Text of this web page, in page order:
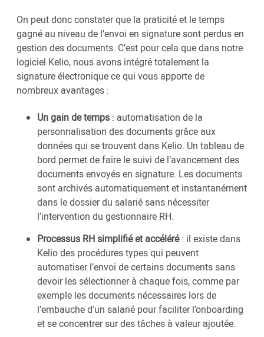
On peut donc constater que la praticité et le temps
gagné au niveau de l’envoi en signature sont perdus en
gestion des documents. C’est pour cela que dans notre
logiciel Kelio, nous avons intégré totalement la
signature électronique ce qui vous apporte de
nombreux avantages :
Un gain de temps : automatisation de la
personnalisation des documents grâce aux
données qui se trouvent dans Kelio. Un tableau de
bord permet de faire le suivi de l’avancement des
documents envoyés en signature. Les documents
sont archivés automatiquement et instantanément
dans le dossier du salarié sans nécessiter
l’intervention du gestionnaire RH.
Processus RH simplifié et accéléré: il existe dans
Kelio des procédures types qui peuvent
automatiser l’envoi de certains documents sans
devoir les sélectionner à chaque fois, comme par
exemple les documents nécessaires lors de
l’embauche d’un salarié pour faciliter l’onboarding
et se concentrer sur des tâches à valeur ajoutée.